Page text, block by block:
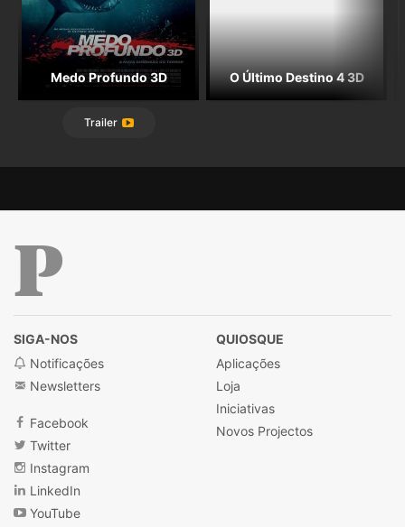
Medo Profundo 3D
Trailer
O Último Destino 4 3D
SIGA-NOS
Notificações
Newsletters
Facebook
Twitter
Instagram
LinkedIn
YouTube
QUIOSQUE
Aplicações
Loja
Iniciativas
Novos Projectos